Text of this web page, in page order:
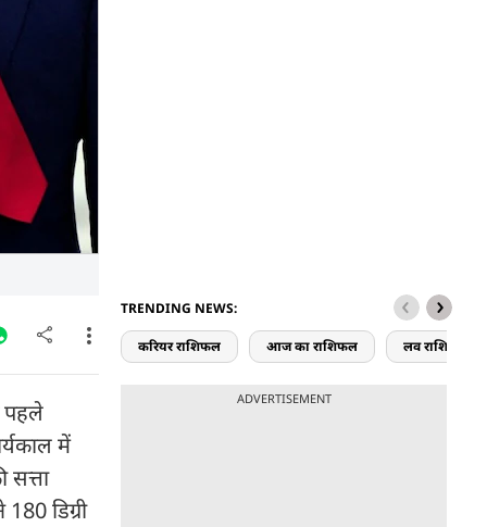
पहले
में
सत्ता
डिग्री
TRENDING NEWS:
करियर राशिफल आज का राशिफल लव राशिफल
ADVERTISEMENT